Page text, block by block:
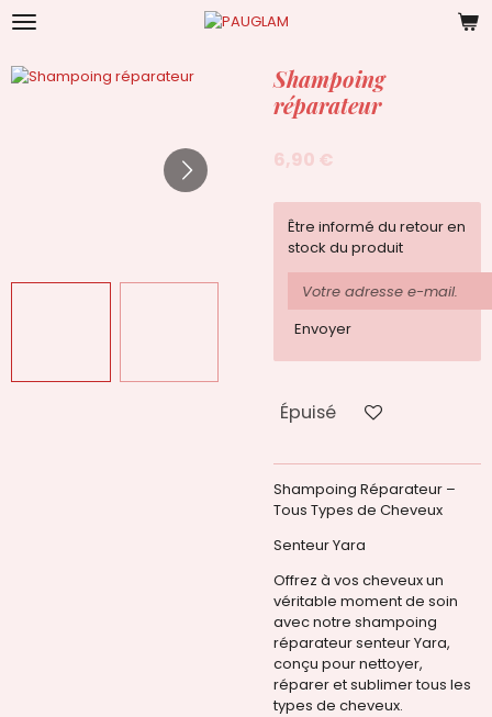
Passer
contenu
principal
Shampoing
réparateur
6,90 €
Être informé du retour en
stock du produit
Envoyer
Épuisé
Shampoing Réparateur –
Tous Types de Cheveux
Senteur Yara
Offrez à vos cheveux un
véritable moment de soin
avec notre shampoing
réparateur senteur Yara,
conçu pour nettoyer,
réparer et sublimer tous les
types de cheveux.